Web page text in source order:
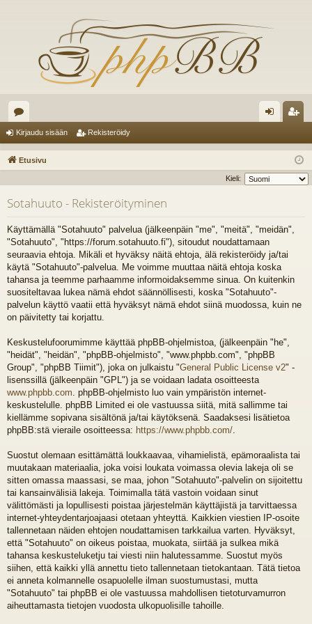
es
ku
ua
lu
ee
t
au
du
sä
ist
er
dy
Kirjaudu sisään Rekisteröidy
Etusivu
Kieli:
Sotahuuto - Rekisteröityminen
Käyttämällä "Sotahuuto" palvelua (jälkeenpäin "me", "meitä", "meidän",
"Sotahuuto", "https://forum.sotahuuto.fi"), sitoudut noudattamaan
seuraavia ehtoja. Mikäli et hyväksy näitä ehtoja, älä rekisteröidy ja/tai
käytä "Sotahuuto"-palvelua. Me voimme muuttaa näitä ehtoja koska
tahansa ja teemme parhaamme informoidaksemme sinua. On kuitenkin
suositeltavaa lukea nämä ehdot säännöllisesti, koska "Sotahuuto"-
palvelun käyttö vaatii että hyväksyt nämä ehdot siinä muodossa, kuin ne
on päivitetty tai korjattu.
Keskustelufoorumimme käyttää phpBB-ohjelmistoa, (jälkeenpäin "he",
"heidät", "heidän", "phpBB-ohjelmisto", "www.phpbb.com", "phpBB
Group", "phpBB Tiimit"), joka on julkaistu "General Public License v2" -
lisenssillä (jälkeenpäin "GPL") ja se voidaan ladata osoitteesta
www.phpbb.com . phpBB-ohjelmisto luo vain ympäristön internet-
keskustelulle. phpBB Limited ei ole vastuussa siitä, mitä sallimme tai
kiellämme sopivana sisältönä ja/tai käytöksenä. Saadaksesi lisätietoa
phpBB:stä vieraile osoitteessa: https://www.phpbb.com/
Suostut olemaan esittämättä loukkaavaa, vihamielistä, epämoraalista tai
muutakaan materiaalia, joka voisi loukata voimassa olevia lakeja oli se
sitten omassa maassasi, se maa, johon "Sotahuuto"-palvelin on sijoitettu
tai kansainvälisiä lakeja. Toimimalla tätä vastoin voidaan sinut
välittömästi ja lopullisesti poistaa järjestelmän käyttäjistä ja tarvittaessa
internet-yhteydentarjoajaasi otetaan yhteyttä. Kaikkien viestien IP-osoite
tallennetaan näiden ehtojen noudattamisen tarkkailua varten. Hyväksyt,
että "Sotahuuto" on oikeus poistaa, muokata, siirtää ja sulkea mikä
tahansa keskusteluketju tai viesti niin halutessamme. Suostut myös
siihen, että kaikki yllä annettu tieto tallennetaan tietokantaan. Tätä tietoa
ei anneta kolmannelle osapuolelle ilman suostumustasi, mutta
"Sotahuuto" tai phpBB ei ole vastuussa mahdollisen tietoturvamurron
aiheuttamasta tietojen vuodosta ulkopuolisille tahoille.